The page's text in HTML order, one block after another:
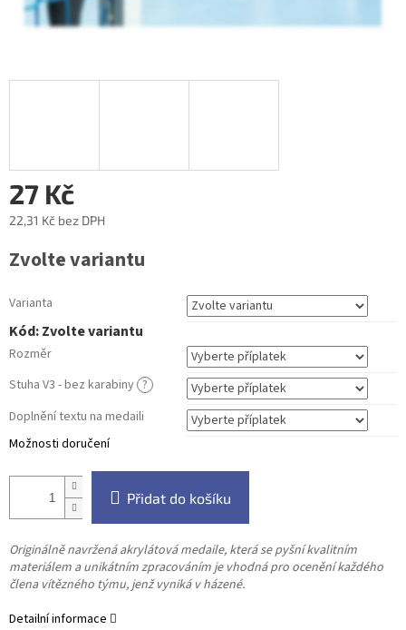
27 Kč
22,31 Kč bez DPH
cena:
Zvolte variantu
Varianta
Kód:Zvolte variantu
Rozměr
Stuha V3 - bez karabiny ?
Doplnění textu na medaili
Možnosti doručení
Přidat do košíku
Originálně navržená akrylátová medaile, která se pyšní kvalitním
materiálem a unikátním zpracováním je vhodnápro ocenění každého
člena vítězného týmu, jenž vyniká v házené.
Detailní informace